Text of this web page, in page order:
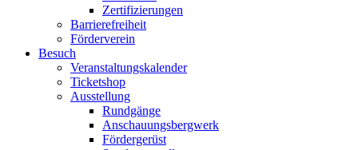
Zertifizierungen
Barrierefreiheit
Förderverein
Besuch
Veranstaltungskalender
Ticketshop
Ausstellung
Rundgänge
Anschauungsbergwerk
Fördergerüst